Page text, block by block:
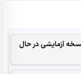
آزمایشی در حال